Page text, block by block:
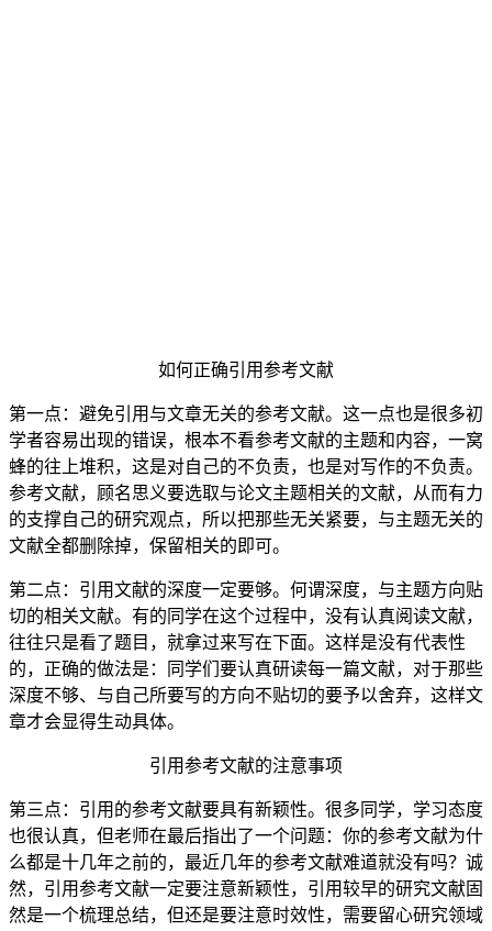
如何正确引用参考文献
第一点：避免引用与文章无关的参考文献。这一点也是很多初
学者容易出现的错误，根本不看参考文献的主题和内容，一窝
蜂的往上堆积，这是对自己的不负责，也是对写作的不负责。
参考文献，顾名思义要选取与论文主题相关的文献，从而有力
的支撑自己的研究观点，所以把那些无关紧要，与主题无关的
文献全都删除掉，保留相关的即可。
第二点：引用文献的深度一定要够。何谓深度，与主题方向贴
切的相关文献。有的同学在这个过程中，没有认真阅读文献，
往往只是看了题目，就拿过来写在下面。这样是没有代表性
的，正确的做法是：同学们要认真研读每一篇文献，对于那些
深度不够、与自己所要写的方向不贴切的要予以舍弃，这样文
章才会显得生动具体。
引用参考文献的注意事项
第三点：引用的参考文献要具有新颖性。很多同学，学习态度
也很认真，但老师在最后指出了一个问题：你的参考文献为什
么都是十几年之前的，最近几年的参考文献难道就没有吗？诚
然，引用参考文献一定要注意新颖性，引用较早的研究文献固
然是一个梳理总结，但还是要注意时效性，需要留心研究领域